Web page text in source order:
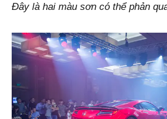
Đây là hai màu sơn có thể phản